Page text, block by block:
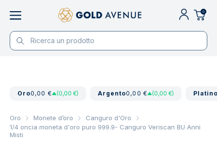
0
Oro0,00 € (0,00 €) Argento0,00 € (0,00 €)
Oro Monete d’oro
Canguro d'Oro
1/4 oncia moneta d'oro puro 999.9- Canguro Veriscan BU Anni
Misti